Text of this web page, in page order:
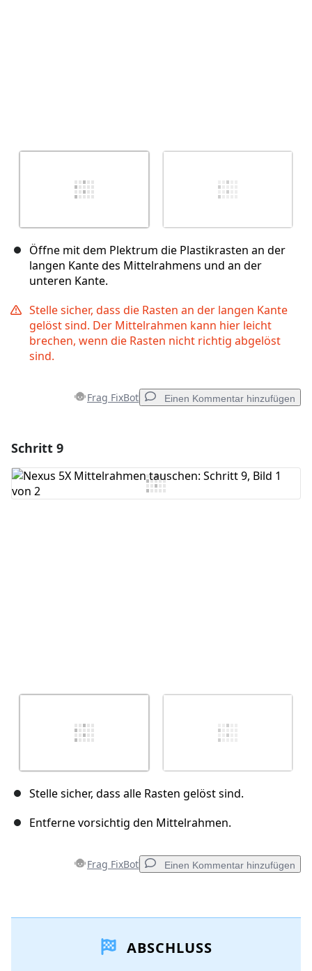
Öffne mit dem Plektrum die Plastikrasten an der
langen Kante des Mittelrahmens und an der
unteren Kante.
Stelle sicher, dass die Rasten an der langen Kante
gelöst sind. Der Mittelrahmen kann hier leicht
brechen, wenn die Rasten nicht richtig abgelöst
sind.
Frag FixBot Einen Kommentar hinzufügen
Kommentar hinzufügen
Schritt 9
Stelle sicher, dass alle Rasten gelöst sind.
Entferne vorsichtig den Mittelrahmen.
Frag FixBot Einen Kommentar hinzufügen
Kommentar hinzufügenABSCHLUSS